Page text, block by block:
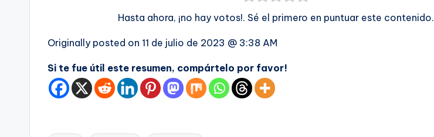
Hasta ahora, ¡no hay votos!. Sé el primero en puntuar este contenido.
Originally posted on 11 de julio de 2023 @ 3:38 AM
Si te fue útil este resumen, compártelo por favor!